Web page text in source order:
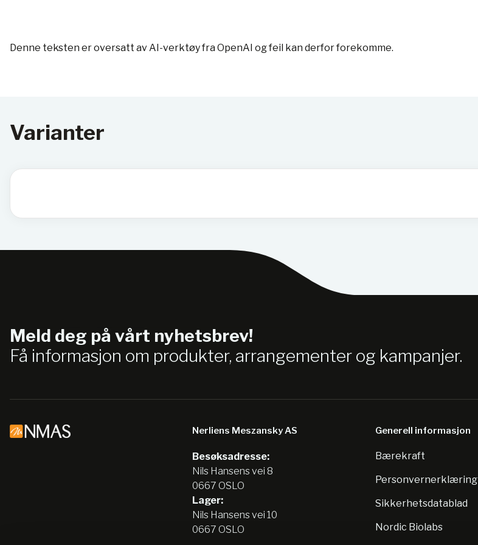
Denne teksten er oversatt av AI-verktøy fra OpenAI og feil kan derfor forekomme.
Varianter
Meld deg på vårt nyhetsbrev!
Få informasjon om produkter, arrangementer og kampanjer.
Nerliens Meszansky AS
Besøksadresse:
Nils Hansens vei 8
0667 OSLO
Lager:
Nils Hansens vei 10
0667 OSLO
Generell informasjon
Bærekraft
Personvernerklæring
Sikkerhetsdatablad
Nordic Biolabs